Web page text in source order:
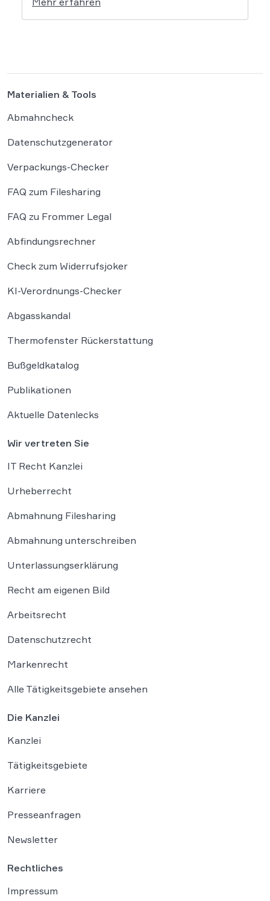
dass bloße Bildmotive nicht geschützt sind
und eine KI-gestützte Umgestaltung zulässig
Materialien & Tools
Abmahncheck
Datenschutzgenerator
Verpackungs-Checker
FAQ zum Filesharing
FAQ zu Frommer Legal
Abfindungsrechner
Check zum Widerrufsjoker
KI-Verordnungs-Checker
Abgasskandal
Thermofenster Rückerstattung
Bußgeldkatalog
Publikationen
Aktuelle Datenlecks
Wir vertreten Sie
IT Recht Kanzlei
Urheberrecht
Abmahnung Filesharing
Abmahnung unterschreiben
Unterlassungserklärung
Recht am eigenen Bild
Arbeitsrecht
Datenschutzrecht
Markenrecht
Alle Tätigkeitsgebiete ansehen
Die Kanzlei
Kanzlei
Tätigkeitsgebiete
Karriere
Presseanfragen
Newsletter
Rechtliches
Impressum